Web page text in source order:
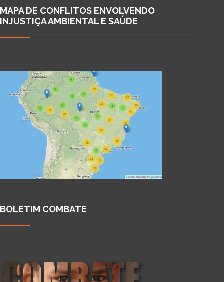
MAPA DE CONFLITOS ENVOLVENDO
INJUSTIÇA AMBIENTAL E SAÚDE
BOLETIM COMBATE